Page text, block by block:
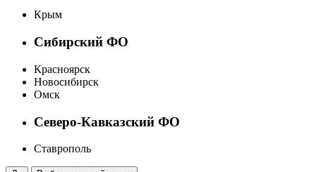
Крым
Сибирский ФО
Красноярск
Новосибирск
Омск
Северо-Кавказский ФО
Ставрополь